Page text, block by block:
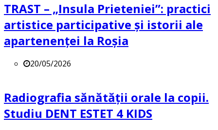
TRAST – „Insula Prieteniei”: practici
artistice participative și istorii ale
apartenenței la Roșia
20/05/2026
Radiografia sănătății orale la copii.
Studiu DENT ESTET 4 KIDS